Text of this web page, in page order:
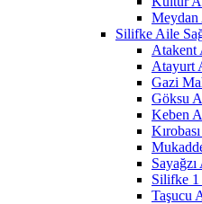
Meydan
Silifke Aile
Atakent
Atayurt
Gazi
Göksu
Keben
Silifke 1
Taşucu